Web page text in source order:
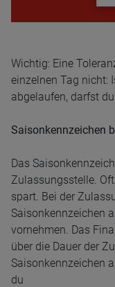
Wichtig: Eine
einzelnen Tag nicht:
abgelaufen, darfst
Saisonkennzeichen
Das
Zulassungsstelle.
spart. Bei der
Saisonkennzeichen
vornehmen. Das
über die Dauer der
Saisonkennzeichen
du